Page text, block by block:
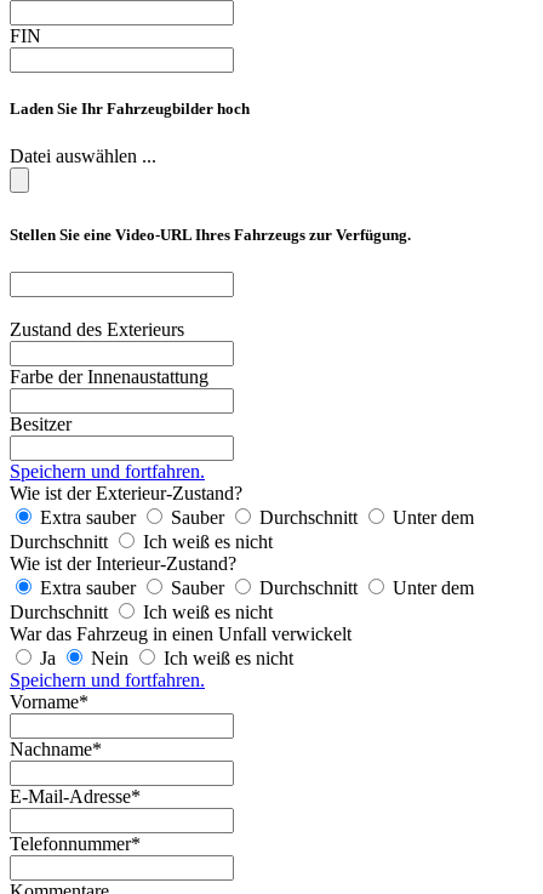
FIN
Laden Sie Ihr Fahrzeugbilder hoch
Datei auswählen ...
Stellen Sie eine Video-URL Ihres Fahrzeugs zur Verfügung.
Zustand des Exterieurs
Farbe der Innenaustattung
Besitzer
Speichern und fortfahren.
Wie ist der Exterieur-Zustand?
Extra sauber
Sauber Durchschnitt
Unter dem
Durchschnitt
Ich weiß es nicht
Wie ist der Interieur-Zustand?
Extra sauber
Sauber Durchschnitt
Unter dem
Durchschnitt
Ich weiß es nicht
War das Fahrzeug in einen Unfall verwickelt
Ja
Nein
Ich weiß es nicht
Speichern und fortfahren.
Vorname*
Nachname*
E-Mail-Adresse*
Telefonnummer*